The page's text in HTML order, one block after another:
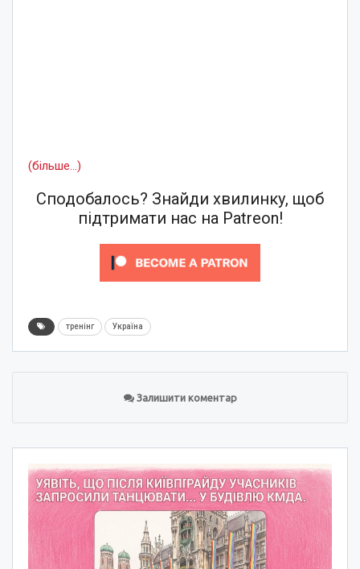
(більше…)
Сподобалось? Знайди хвилинку, щоб
підтримати нас на Patreon!
тренінг Україна
Залишити коментар